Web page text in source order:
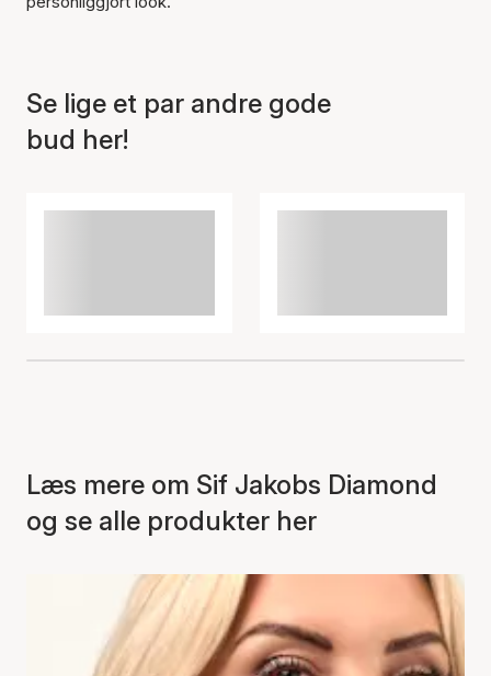
Se lige et par andre gode
bud her!
Læs mere om Sif Jakobs Diamond
og se alle produkter her